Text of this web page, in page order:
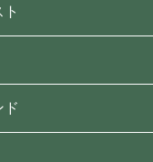
ド